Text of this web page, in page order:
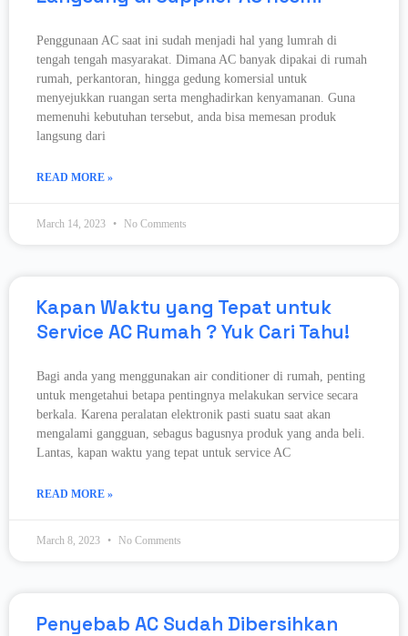
Penggunaan AC saat ini sudah menjadi hal yang lumrah di
tengah tengah masyarakat. Dimana AC banyak dipakai di rumah
rumah, perkantoran, hingga gedung komersial untuk
menyejukkan ruangan serta menghadirkan kenyamanan. Guna
memenuhi kebutuhan tersebut, anda bisa memesan produk
langsung dari
READ MORE »
March 14, 2023 No Comments
Kapan Waktu yang Tepat untuk
Service AC Rumah ? Yuk Cari Tahu!
Bagi anda yang menggunakan air conditioner di rumah, penting
untuk mengetahui betapa pentingnya melakukan service secara
berkala. Karena peralatan elektronik pasti suatu saat akan
mengalami gangguan, sebagus bagusnya produk yang anda beli.
Lantas, kapan waktu yang tepat untuk service AC
READ MORE »
March 8, 2023 No Comments
Penyebab AC Sudah Dibersihkan